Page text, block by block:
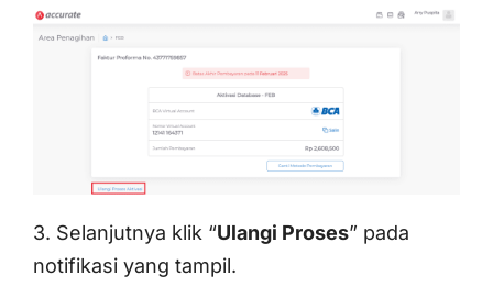
3. Selanjutnya klik “Ulangi Proses” pada
notifikasi yang tampil.